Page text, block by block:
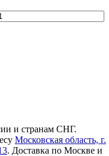
и странам СНГ.
Московская область, г.
. Доставка по Москве и